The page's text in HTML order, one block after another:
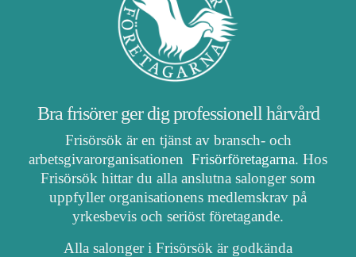
Bra frisörer ger dig professionell hårvård
Frisörsök är en tjänst av bransch- och
arbetsgivarorganisationen Frisörföretagarna. Hos
Frisörsök hittar du alla anslutna salonger som
uppfyller organisationens medlemskrav på
yrkesbevis och seriöst företagande.
Alla salonger i Frisörsök är godkända